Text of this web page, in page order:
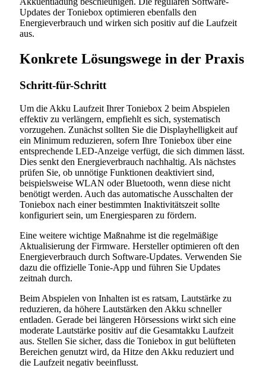
Updates der Toniebox optimieren ebenfalls den
Energieverbrauch und wirken sich positiv auf die Laufzeit
aus.
Konkrete Lösungswege in der Praxis
Schritt-für-Schritt
Um die Akku Laufzeit Ihrer Toniebox 2 beim Abspielen
effektiv zu verlängern, empfiehlt es sich, systematisch
vorzugehen. Zunächst sollten Sie die Displayhelligkeit auf
ein Minimum reduzieren, sofern Ihre Toniebox über eine
entsprechende LED-Anzeige verfügt, die sich dimmen lässt.
Dies senkt den Energieverbrauch nachhaltig. Als nächstes
prüfen Sie, ob unnötige Funktionen deaktiviert sind,
beispielsweise WLAN oder Bluetooth, wenn diese nicht
benötigt werden. Auch das automatische Ausschalten der
Toniebox nach einer bestimmten Inaktivitätszeit sollte
konfiguriert sein, um Energiesparen zu fördern.
Eine weitere wichtige Maßnahme ist die regelmäßige
Aktualisierung der Firmware. Hersteller optimieren oft den
Energieverbrauch durch Software-Updates. Verwenden Sie
dazu die offizielle Tonie-App und führen Sie Updates
zeitnah durch.
Beim Abspielen von Inhalten ist es ratsam, Lautstärke zu
reduzieren, da höhere Lautstärken den Akku schneller
entladen. Gerade bei längeren Hörsessions wirkt sich eine
moderate Lautstärke positiv auf die Gesamtakku Laufzeit
aus. Stellen Sie sicher, dass die Toniebox in gut belüfteten
Bereichen genutzt wird, da Hitze den Akku reduziert und
die Laufzeit negativ beeinflusst.